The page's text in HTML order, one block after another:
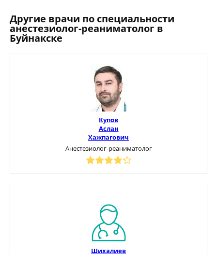
Другие врачи по специальности
анестезиолог-реаниматолог в
Буйнакске
Купов
Аслан
Хажпагович
Анестезиолог-реаниматолог
Шихалиев